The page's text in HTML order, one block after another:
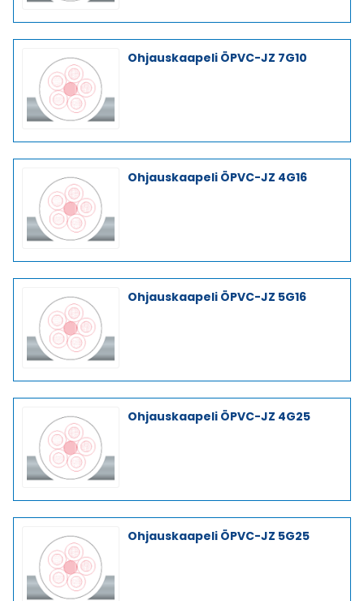
Ohjauskaapeli ÖPVC-JZ 7G10
Ohjauskaapeli ÖPVC-JZ 4G16
Ohjauskaapeli ÖPVC-JZ 5G16
Ohjauskaapeli ÖPVC-JZ 4G25
Ohjauskaapeli ÖPVC-JZ 5G25